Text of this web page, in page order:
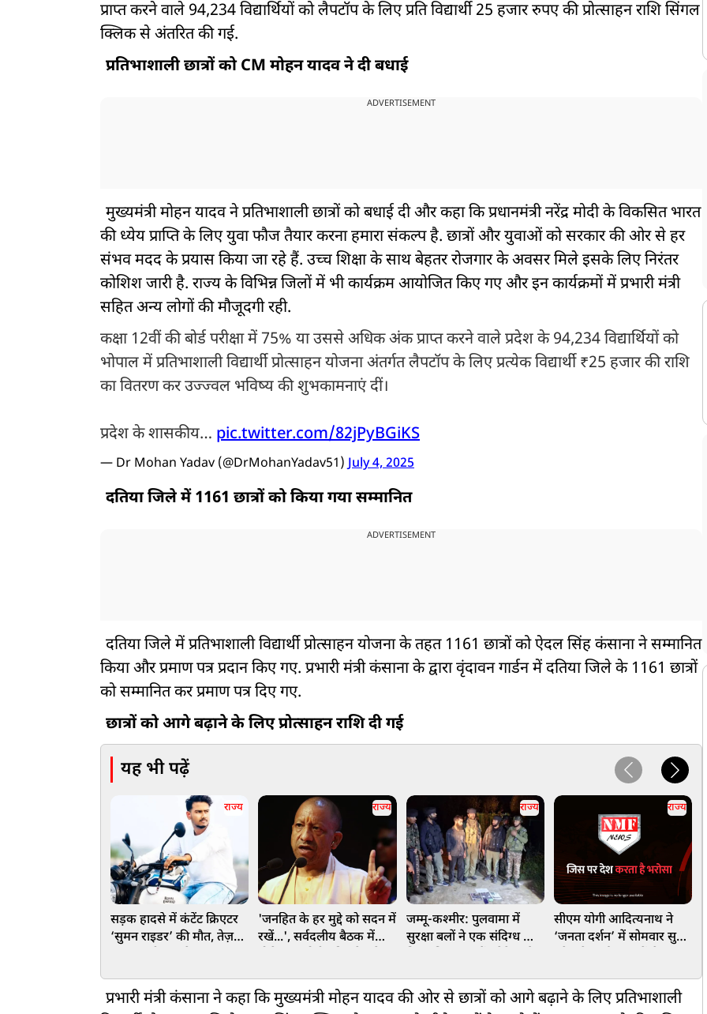
प्राप्त करने वाले 94,234 विद्यार्थियों को लैपटॉप के लिए प्रति विद्यार्थी 25 हजार रुपए की प्रोत्साहन राशि सिंगल
क्लिक से अंतरित की गई.
प्रतिभाशाली छात्रों को CM मोहन यादव ने दी बधाई
ADVERTISEMENT
मुख्यमंत्री मोहन यादव ने प्रतिभाशाली छात्रों को बधाई दी और कहा कि प्रधानमंत्री नरेंद्र मोदी के विकसित भारत
की ध्येय प्राप्ति के लिए युवा फौज तैयार करना हमारा संकल्प है. छात्रों और युवाओं को सरकार की ओर से हर
संभव मदद के प्रयास किया जा रहे हैं. उच्च शिक्षा के साथ बेहतर रोजगार के अवसर मिले इसके लिए निरंतर
कोशिश जारी है. राज्य के विभिन्न जिलों में भी कार्यक्रम आयोजित किए गए और इन कार्यक्रमों में प्रभारी मंत्री
सहित अन्य लोगों की मौजूदगी रही.
कक्षा 12वीं की बोर्ड परीक्षा में 75% या उससे अधिक अंक प्राप्त करने वाले प्रदेश के 94,234 विद्यार्थियों को
भोपाल में प्रतिभाशाली विद्यार्थी प्रोत्साहन योजना अंतर्गत लैपटॉप के लिए प्रत्येक विद्यार्थी ₹25 हजार की राशि
का वितरण कर उज्ज्वल भविष्य की शुभकामनाएं दीं।
प्रदेश के शासकीय… pic.twitter.com/82jPyBGiKS
— Dr Mohan Yadav (@DrMohanYadav51)July 4, 2025
दतिया जिले में 1161 छात्रों को किया गया सम्मानित
ADVERTISEMENT
दतिया जिले में प्रतिभाशाली विद्यार्थी प्रोत्साहन योजना के तहत 1161 छात्रों को ऐदल सिंह कंसाना ने सम्मानित
किया और प्रमाण पत्र प्रदान किए गए. प्रभारी मंत्री कंसाना के द्वारा वृंदावन गार्डन में दतिया जिले के 1161 छात्रों
को सम्मानित कर प्रमाण पत्र दिए गए.
छात्रों को आगे बढ़ाने के लिए प्रोत्साहन राशि दी गई
यह भी पढ़ें
राज्य
सड़क हादसे में कंटेंट क्रिएटर
‘सुमन राइडर’ की मौत, तेज़
राज्य
'जनहित के हर मुद्दे को सदन में
रखें...', सर्वदलीय बैठक में
अपील
राज्य
जम्मू-कश्मीर: पुलवामा में
सुरक्षा बलों ने एक संदिग्ध को
राज्य
सीएम योगी आदित्यनाथ ने
‘जनता दर्शन’ में सोमवार सुबह
प्रभारी मंत्री कंसाना ने कहा कि मुख्यमंत्री मोहन यादव की ओर से छात्रों को आगे बढ़ाने के लिए प्रतिभाशाली